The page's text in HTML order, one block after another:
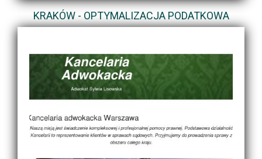
KRAKÓW - OPTYMALIZACJA PODATKOWA